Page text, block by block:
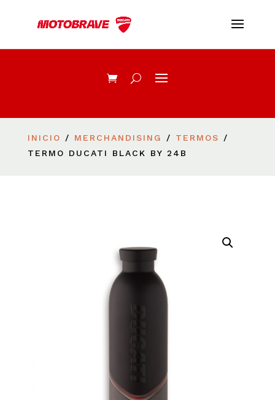
INICIO / MERCHANDISING / TERMOS
/
TERMO DUCATI BLACK BY 24B